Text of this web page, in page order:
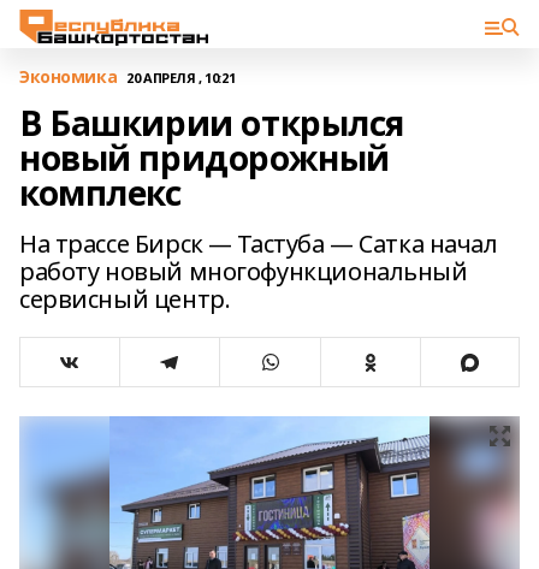
Экономика 20 АПРЕЛЯ , 10:21
В Башкирии открылся
новый придорожный
комплекс
На трассе Бирск — Тастуба — Сатка начал
работу новый многофункциональный
сервисный центр.